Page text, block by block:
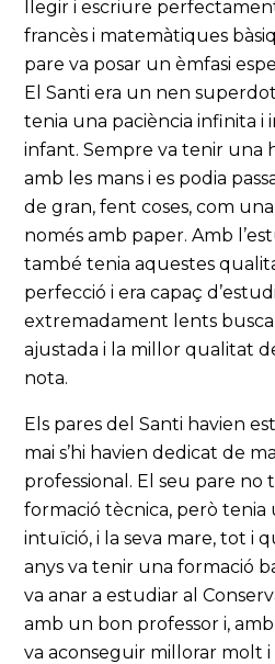
llegir i escriure
francès i matemàtiques
pare va posar un èmfasi
El Santi era un nen
tenia una paciència infinita i
infant. Sempre va tenir una
amb les mans i es podia
de gran, fent coses, com
només amb paper. Amb
també tenia aquestes
perfecció i era capaç
extremadament lents
ajustada i la millor qualitat
nota.
Els pares del Santi havien
mai s’hi havien dedicat de
professional. El seu pare no
formació tècnica, però tenia
intuïció, i la seva mare, tot i
anys va tenir una formació
va anar a estudiar al
amb un bon professor i,
va aconseguir millorar molt i